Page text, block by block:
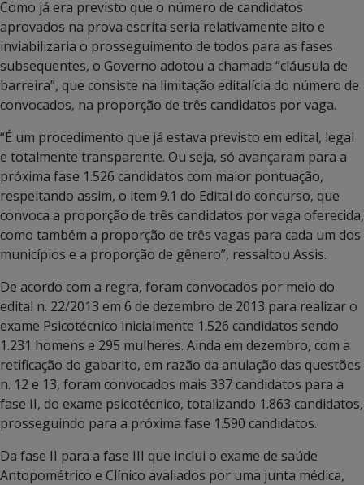
Como já era previsto que o número de candidatos
aprovados na prova escrita seria relativamente alto e
inviabilizaria o prosseguimento de todos para as fases
subsequentes, o Governo adotou a chamada “cláusula de
barreira”, que consiste na limitação editalícia do número de
convocados, na proporção de três candidatos por vaga.
“É um procedimento que já estava previsto em edital, legal
e totalmente transparente. Ou seja, só avançaram para a
próxima fase 1.526 candidatos com maior pontuação,
respeitando assim, o item 9.1 do Edital do concurso, que
convoca a proporção de três candidatos por vaga oferecida,
como também a proporção de três vagas para cada um dos
municípios e a proporção de gênero”, ressaltou Assis.
De acordo com a regra, foram convocados por meio do
edital n. 22/2013 em 6 de dezembro de 2013 para realizar o
exame Psicotécnico inicialmente 1.526 candidatos sendo
1.231 homens e 295 mulheres. Ainda em dezembro, com a
retificação do gabarito, em razão da anulação das questões
n. 12 e 13, foram convocados mais 337 candidatos para a
fase II, do exame psicotécnico, totalizando 1.863 candidatos,
prosseguindo para a próxima fase 1.590 candidatos.
Da fase II para a fase III que inclui o exame de saúde
Antopométrico e Clínico avaliados por uma junta médica,